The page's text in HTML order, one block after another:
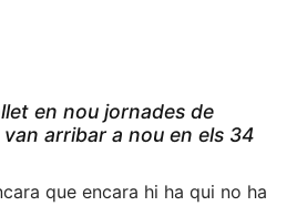
en nou jornades de
arribar a nou en els 34
que encara hi ha qui no ha